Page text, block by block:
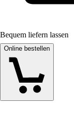
Bequem liefern lassen
Online bestellen